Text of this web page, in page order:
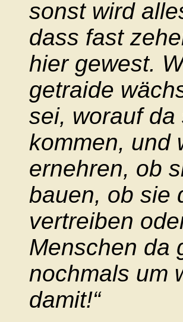
sonst wird
dass fast
hier gewest.
getraide
sei, worauf
kommen, und
ernehren, ob
bauen, ob sie
vertreiben
Menschen da
nochmals um
damit!“